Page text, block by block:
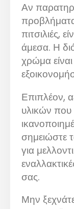
Αν
πιτσιλιές,
άμεσα. Η
χρώμα
Επιπλέον,
υλικών που
σημειώστε
για
σας.
Μην